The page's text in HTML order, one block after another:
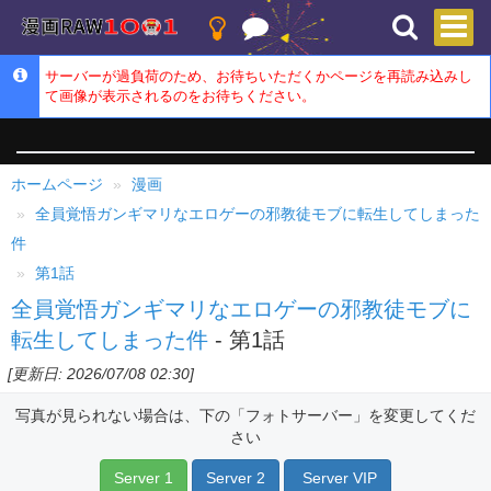
サーバーが過負荷のため、お待ちいただくかページを再読み込みし
て画像が表示されるのをお待ちください。
ホームページ
漫画
全員覚悟ガンギマリなエロゲーの邪教徒モブに転生してしまった
件
第1話
全員覚悟ガンギマリなエロゲーの邪教徒モブに
転生してしまった件 - 第1話
[更新日: 2026/07/08 02:30]
写真が見られない場合は、下の「フォトサーバー」を変更してくだ
さい
Server 1 Server 2 Server VIP